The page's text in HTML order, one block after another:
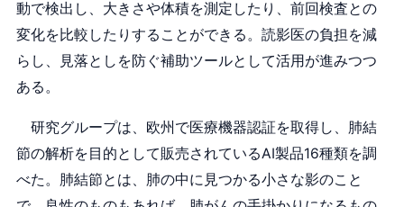
動で検出し、大きさや体積を測定したり、前回検査との
変化を比較したりすることができる。読影医の負担を減
らし、見落としを防ぐ補助ツールとして活用が進みつつ
ある。
研究グループは、欧州で医療機器認証を取得し、肺結
節の解析を目的として販売されているAI製品16種類を調
べた。肺結節とは、肺の中に見つかる小さな影のこと